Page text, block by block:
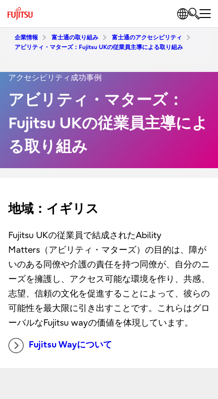
企業情報 富士通の取り組み
富士通のアクセシビリティ
アビリティ・マターズ：Fujitsu UKの従業員主導による取り組み
アクセシビリティ成功事例
アビリティ・マターズ：
Fujitsu UKの従業員主導によ
る取り組み
地域：イギリス
Fujitsu UKの従業員で結成されたAbility
Matters（アビリティ・マターズ）の目的は、障が
いのある同僚や介護の責任を持つ同僚が、自分のニ
ーズを擁護し、アクセス可能な環境を作り、共感、
志望、信頼の文化を促進することによって、彼らの
可能性を最大限に引き出すことです。これらはグロ
ーバルなFujitsu wayの価値を体現しています。
Fujitsu Wayについて